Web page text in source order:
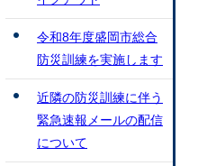
令和8年度盛岡市総合
防災訓練を実施します
近隣の防災訓練に伴う
緊急速報メールの配信
について